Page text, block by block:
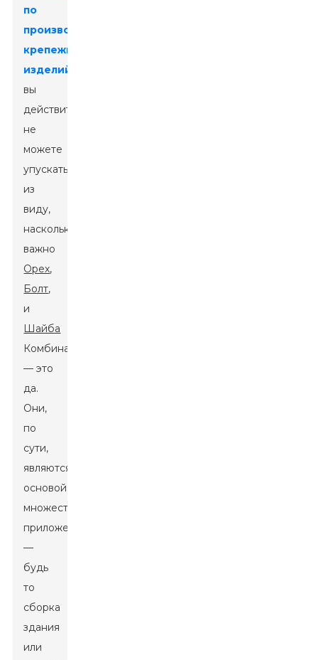
по
производству
крепежных
изделий
вы
действительно
не
можете
упускать
из
виду,
насколько
важно
Орех,
Болт,
и
Шайба
Комбинации
— это
да.
Они,
по
сути,
являются
основой
множества
приложений
—
будь
то
сборка
здания
или